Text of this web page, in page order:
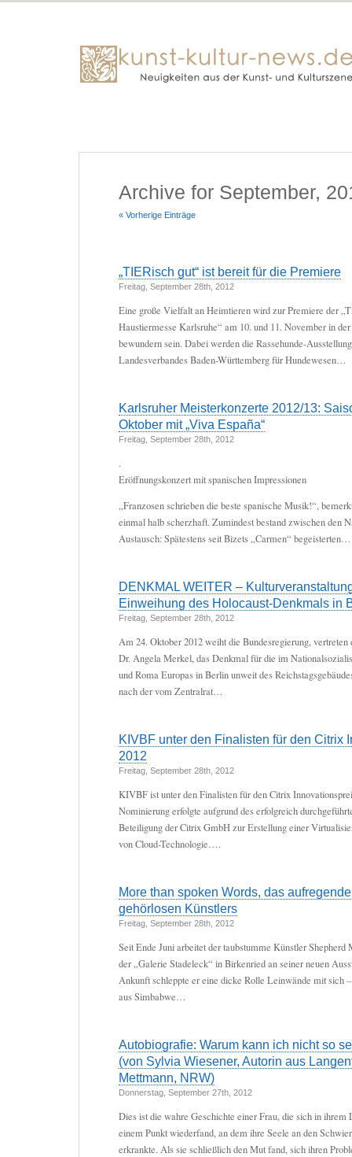
Archive for September,
« Vorherige Einträge
„TIERisch gut“ ist bereit für die Premiere
Freitag, September 28th, 2012
Eine große Vielfalt an Heimtieren wird zur Premiere der
Haustiermesse Karlsruhe“ am 10. und 11. November in
bewundern sein. Dabei werden die Rassehunde-
Landesverbandes Baden-Württemberg für Hundewesen…
Karlsruher Meisterkonzerte 2012/13:
Oktober mit „Viva España“
Freitag, September 28th, 2012
.
Eröffnungskonzert mit spanischen Impressionen
„Franzosen schrieben die beste spanische Musik!“,
einmal halb scherzhaft. Zumindest bestand zwischen den
Austausch: Spätestens seit Bizets „Carmen“ begeisterten…
DENKMAL WEITER –
Einweihung des Holocaust-Denkmals in
Freitag, September 28th, 2012
Am 24. Oktober 2012 weiht die Bundesregierung,
Dr. Angela Merkel, das Denkmal für die im
und Roma Europas in Berlin unweit des
nach der vom Zentralrat…
KIVBF unter den Finalisten für den Citrix
2012
Freitag, September 28th, 2012
KIVBF ist unter den Finalisten für den Citrix
Nominierung erfolgte aufgrund des erfolgreich
Beteiligung der Citrix GmbH zur Erstellung einer
von Cloud-Technologie….
More than spoken Words, das
gehörlosen Künstlers
Freitag, September 28th, 2012
Seit Ende Juni arbeitet der taubstumme Künstler Shepherd
der „Galerie Stadeleck“ in Birkenried an seiner neuen
Ankunft schleppte er eine dicke Rolle Leinwände mit sich
aus Simbabwe…
Autobiografie: Warum kann ich nicht so
(von Sylvia Wiesener, Autorin aus
Mettmann, NRW)
Donnerstag, September 27th, 2012
Dies ist die wahre Geschichte einer Frau, die sich in ihrem
einem Punkt wiederfand, an dem ihre Seele an den
erkrankte. Als sie schließlich den Mut fand, sich ihren